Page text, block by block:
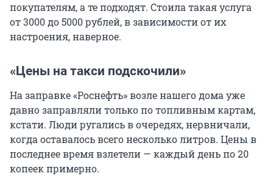
покупателям, а те подходят. Стоила такая услуга
от 3000 до 5000 рублей, в зависимости от их
настроения, наверное.
«Цены на такси подскочили»
На заправке «Роснефть» возле нашего дома уже
давно заправляли только по топливным картам,
кстати. Люди ругались в очередях, нервничали,
когда оставалось всего несколько литров. Цены в
последнее время взлетели — каждый день по 20
копеек примерно.